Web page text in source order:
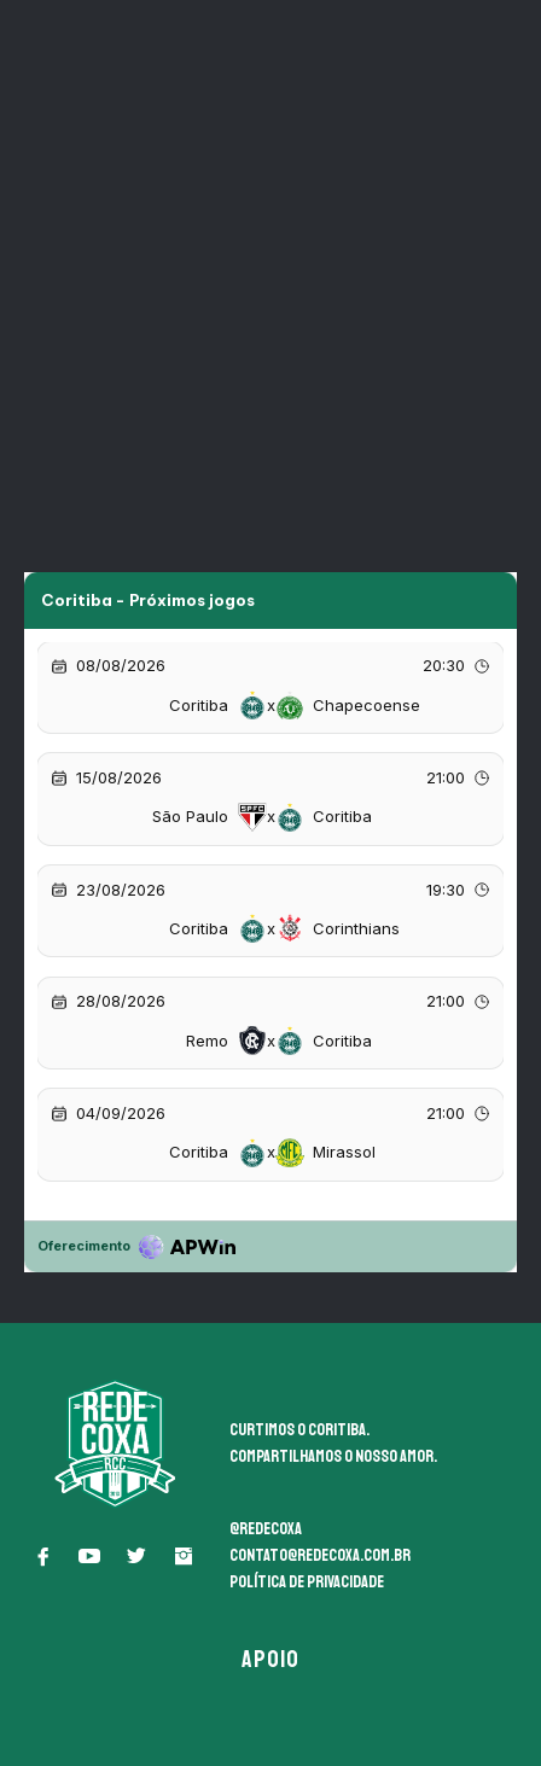
Curtimos o coritiba.
Compartilhamos o nosso amor.
@redecoxa
contato@redecoxa.com.br
Política de Privacidade
APOIO